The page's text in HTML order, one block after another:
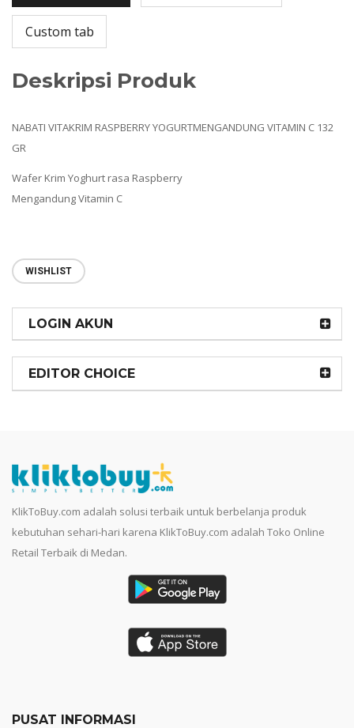
Custom tab
Deskripsi Produk
NABATI VITAKRIM RASPBERRY YOGURTMENGANDUNG VITAMIN C 132
GR
Wafer Krim Yoghurt rasa Raspberry
Mengandung Vitamin C
WISHLIST
LOGIN AKUN
EDITOR CHOICE
KlikToBuy.com adalah solusi terbaik untuk berbelanja produk
kebutuhan sehari-hari karena KlikToBuy.com adalah Toko Online
Retail Terbaik di Medan.
PUSAT INFORMASI